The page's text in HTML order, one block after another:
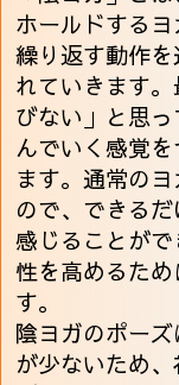
ホールドする
繰り返す動作
れていきます
びない」と思
んでいく感覚
ます。通常の
ので、できる
感じることが
性を高めるた
す。
陰ヨガのポー
が少ないため